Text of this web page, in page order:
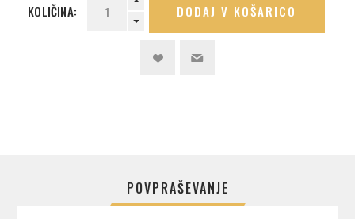
KOLIČINA: DODAJ V KOŠARICO
POVPRAŠEVANJE